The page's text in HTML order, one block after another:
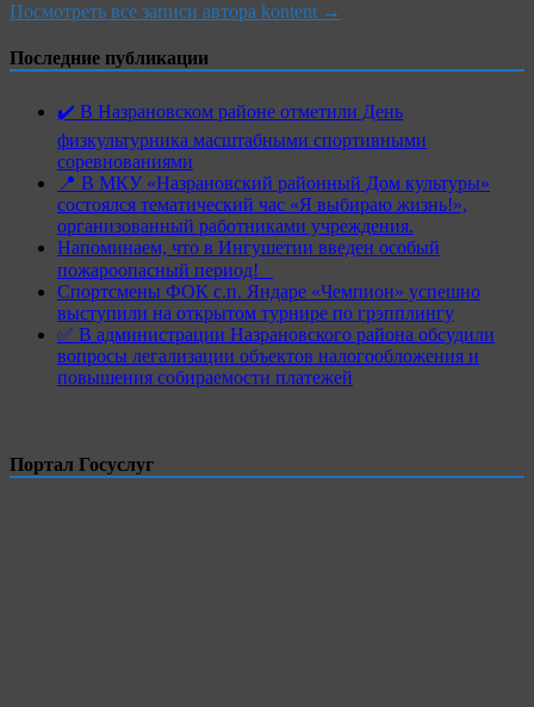
Посмотреть все записи автора kontent →
Последние публикации
✔️ В Назрановском районе отметили День
физкультурника масштабными спортивными
соревнованиями
📍 В МКУ «Назрановский районный Дом культуры»
состоялся тематический час «Я выбираю жизнь!»,
организованный работниками учреждения.
Напоминаем, что в Ингушетии введен особый
пожароопасный период!⁣⁣⠀
Спортсмены ФОК с.п. Яндаре «Чемпион» успешно
выступили на открытом турнире по грэпплингу
✅ В администрации Назрановского района обсудили
вопросы легализации объектов налогообложения и
повышения собираемости платежей
Портал Госуслуг